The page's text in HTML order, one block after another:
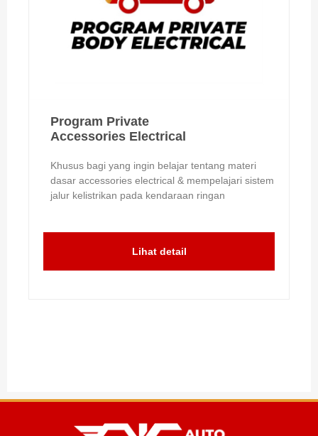
Program Private
Accessories Electrical
Khusus bagi yang ingin belajar tentang materi
dasar accessories electrical & mempelajari sistem
jalur kelistrikan pada kendaraan ringan
Lihat detail